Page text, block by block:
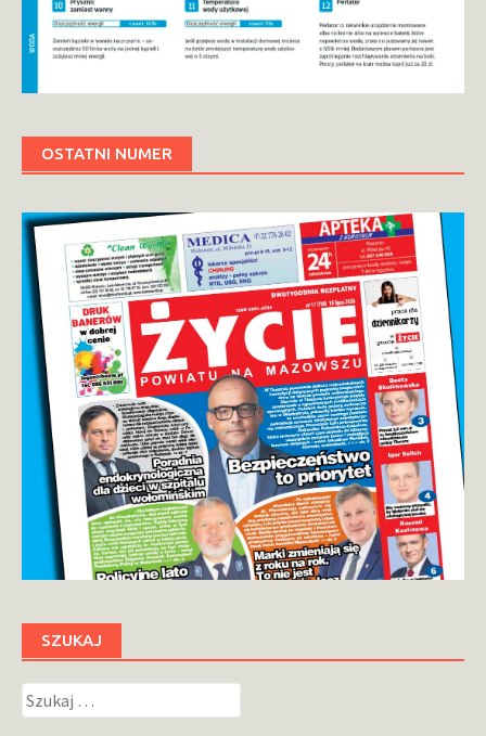
OSTATNI NUMER
SZUKAJ
Szukaj: